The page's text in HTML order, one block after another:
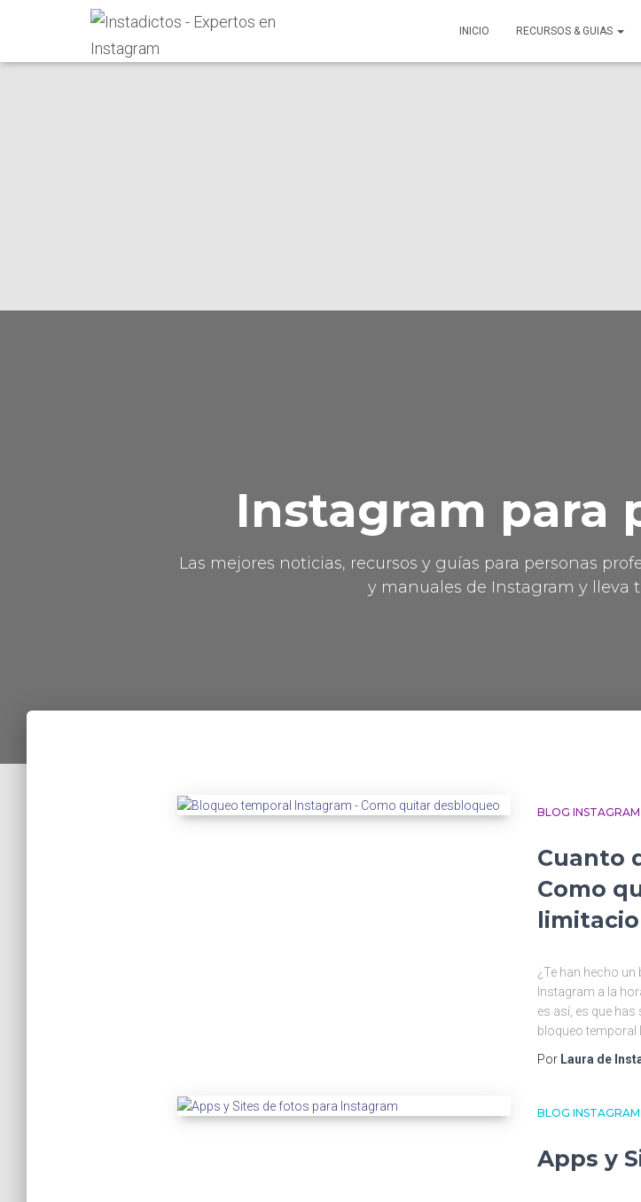
INICIO RECURSOS & GUIAS
Instagram para
Las mejores noticias, recursos y guías para personas
y manuales de Instagram y lleva
BLOG INSTAGRAM
Cuanto
Como
¿Te han hecho
Instagram a la
es así, es que
bloqueo temporal
Por Laura de
BLOG INSTAGRAM
Apps y